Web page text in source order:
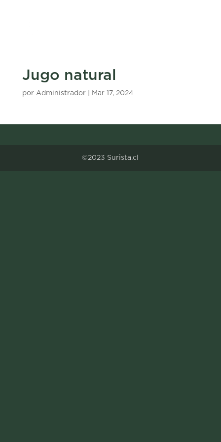
Jugo natural
por Administrador| Mar 17, 2024
©2023 Surista.cl